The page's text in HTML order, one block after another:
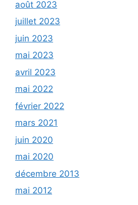
août 2023
juillet 2023
juin 2023
mai 2023
avril 2023
mai 2022
février 2022
mars 2021
juin 2020
mai 2020
décembre 2013
mai 2012